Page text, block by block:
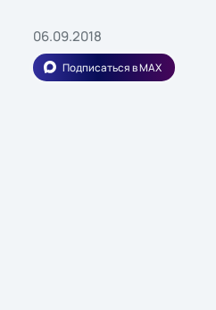
06.09.2018
Подписаться в MAX